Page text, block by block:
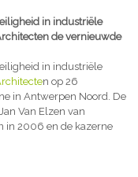
in industriële
de vernieuwde
in industriële
n op 26
in Antwerpen Noord. De
Van Elzen van
in 2006 en de kazerne